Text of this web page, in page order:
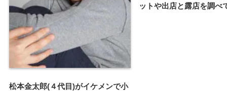
松本金太郎(４代目)がイケメンで小
ットや出店と露店を調べ